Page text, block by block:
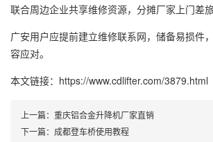
联合周边企业共享维修资源，分摊厂家上门差旅
广安用户应提前建立维修联系网，储备易损件
容应对。
本文链接：https://www.cdlifter.com/3879.html
上一篇： 重庆铝合金升降机厂家直销
下一篇： 成都登车桥使用教程